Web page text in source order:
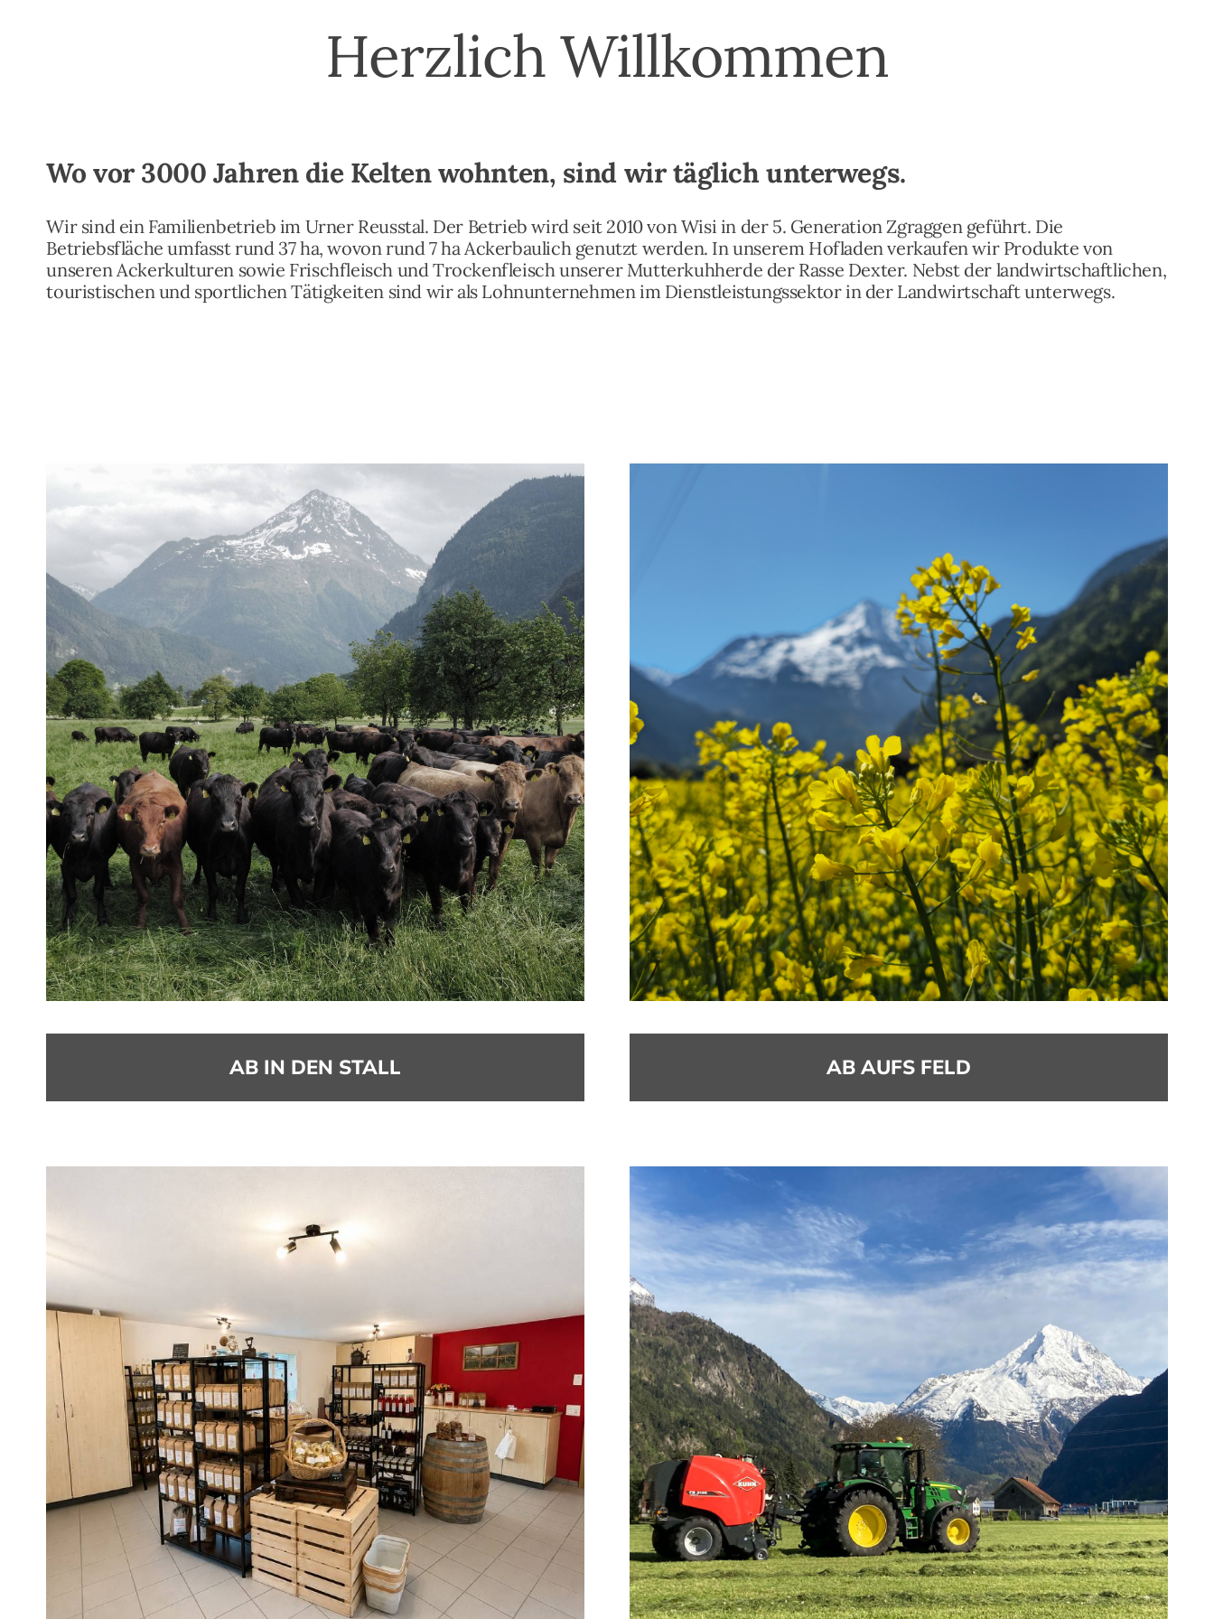
Herzlich Willkommen
Wo vor 3000 Jahren die Kelten wohnten, sind wir täglich unterwegs.
Wir sind ein Familienbetrieb im Urner Reusstal. Der Betrieb wird seit 2010 von Wisi in der 5. Generation Zgraggen geführt. Die
Betriebsfläche umfasst rund 37 ha, wovon rund 7 ha Ackerbaulich genutzt werden. In unserem Hofladen verkaufen wir Produkte von
unseren Ackerkulturen sowie Frischfleisch und Trockenfleisch unserer Mutterkuhherde der Rasse Dexter. Nebst der landwirtschaftlichen,
touristischen und sportlichen Tätigkeiten sind wir als Lohnunternehmen im Dienstleistungssektor in der Landwirtschaft unterwegs.
AB IN DEN STALL AB AUFS FELD